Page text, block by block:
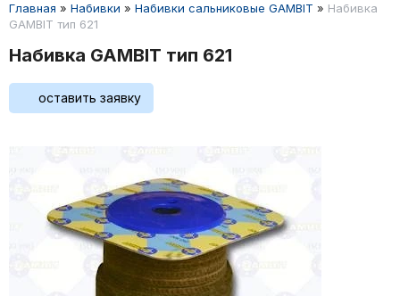
Главная » Набивки » Набивки сальниковые GAMBIT » Набивка
GAMBIT тип 621
Набивка GAMBIT тип 621
оставить заявку